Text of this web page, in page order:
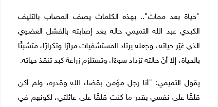
"حياة بعد ممات".. بهذه الكلمات يصف المصاب بالتليف
الكبدي عبد الله التميمي حاله بعد إصابته بالفشل العضوي
الذي غيّر حياته، وجعله يرتاد المستشفيات مرارًا وتكرارًا، متشبثًا
بالحياة، إلا أنّ حالته تزداد سوءًا، وتستلزم زراعة كبد تنقذ حياته.
يقول التميمي: "أنا رجل مؤمن بقضاء الله وقدره، ولم أكن
قلقًا على نفسي بقدر ما كنت قلقًا على عائلتي، لكونهم في